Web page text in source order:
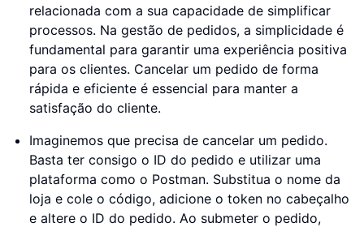
relacionada com a sua capacidade de simplificar
processos. Na gestão de pedidos, a simplicidade é
fundamental para garantir uma experiência positiva
para os clientes. Cancelar um pedido de forma
rápida e eficiente é essencial para manter a
satisfação do cliente.
Imaginemos que precisa de cancelar um pedido.
Basta ter consigo o ID do pedido e utilizar uma
plataforma como o Postman. Substitua o nome da
loja e cole o código, adicione o token no cabeçalho
e altere o ID do pedido. Ao submeter o pedido,